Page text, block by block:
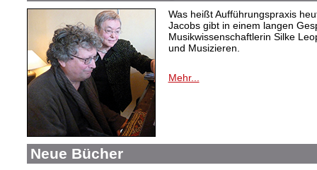
Was heißt Aufführungspraxis
Jacobs gibt in einem langen
Musikwissenschaftlerin Silke
und Musizieren.
Mehr...
Neue Bücher